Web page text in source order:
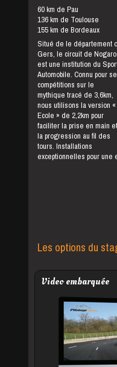
60 km de Pau
136 km de Toulouse
155 km de Bordeaux
Situé de le département
Gers, le circuit de Nogaro
est une institution du
Automobile. Connu pour
compétitions sur le
mythique tracé de 3,6km,
nous utilisons la version «
Ecole » de 2,2km pour
faciliter la prise en main et
la progression au fil des
tours. Installations
exceptionnelles pour une
Les options du
Video embarquée